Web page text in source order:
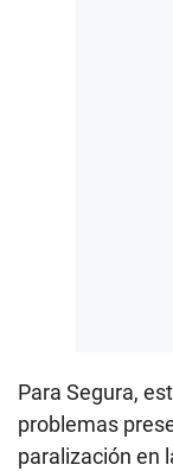
Para Segura,
problemas
paralización en